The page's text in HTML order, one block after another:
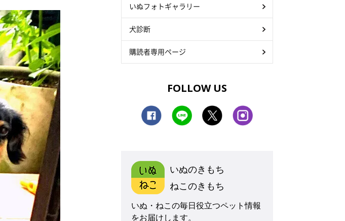
いぬフォトギャラリー
犬診断
購読者専用ページ
FOLLOW US
いぬのきもち
ねこのきもち
いぬ・ねこの毎日役立つペット情報
をお届けします。